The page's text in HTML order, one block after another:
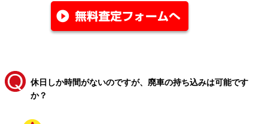
休日しか時間がないのですが、廃車の持ち込みは可能です
か？